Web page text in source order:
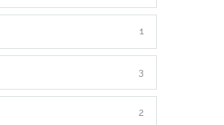
1
3
2